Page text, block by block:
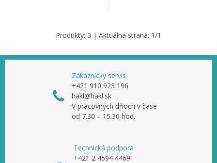
Produkty: 3 | Aktuálna strana: 1/1
Zákaznícky servis
+421 910 923 196
hakl@hakl.sk
V pracovných dňoch v čase
od 7.30 – 15.30 hod.
Technická podpora
+421 2 4594 4469